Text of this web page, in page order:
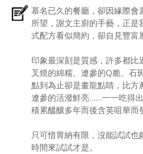
慕名已久的餐廳，卻因緣際會
所望，謝文主廚的手藝，正
式配方看似簡約，卻自見豐富
印象最深刻是質感，許多都
叉燒的綿糯、遼參的Q脆、石
點到為止卻是畫龍點睛，比
遼參的活潑鮮亮……一一吃得
積累醞釀多年而後含英咀華而
只可惜胃納有限，沒能試試
時間來試試才是。